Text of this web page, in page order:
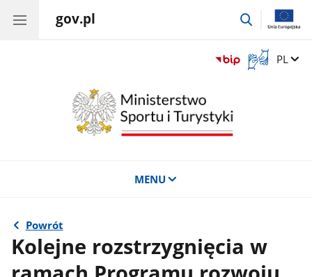
gov.pl
przejdź
Otwórz
okno
Zmień
PL
MENU
Powrót
Kolejne rozstrzygnięcia w